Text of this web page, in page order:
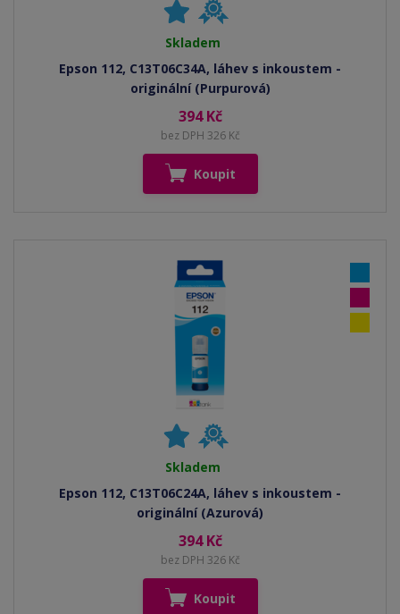
Skladem
Epson 112, C13T06C34A, láhev s inkoustem -
originální (Purpurová)
394 Kč
bez DPH 326 Kč
Koupit
Skladem
Epson 112, C13T06C24A, láhev s inkoustem -
originální (Azurová)
394 Kč
bez DPH 326 Kč
Koupit